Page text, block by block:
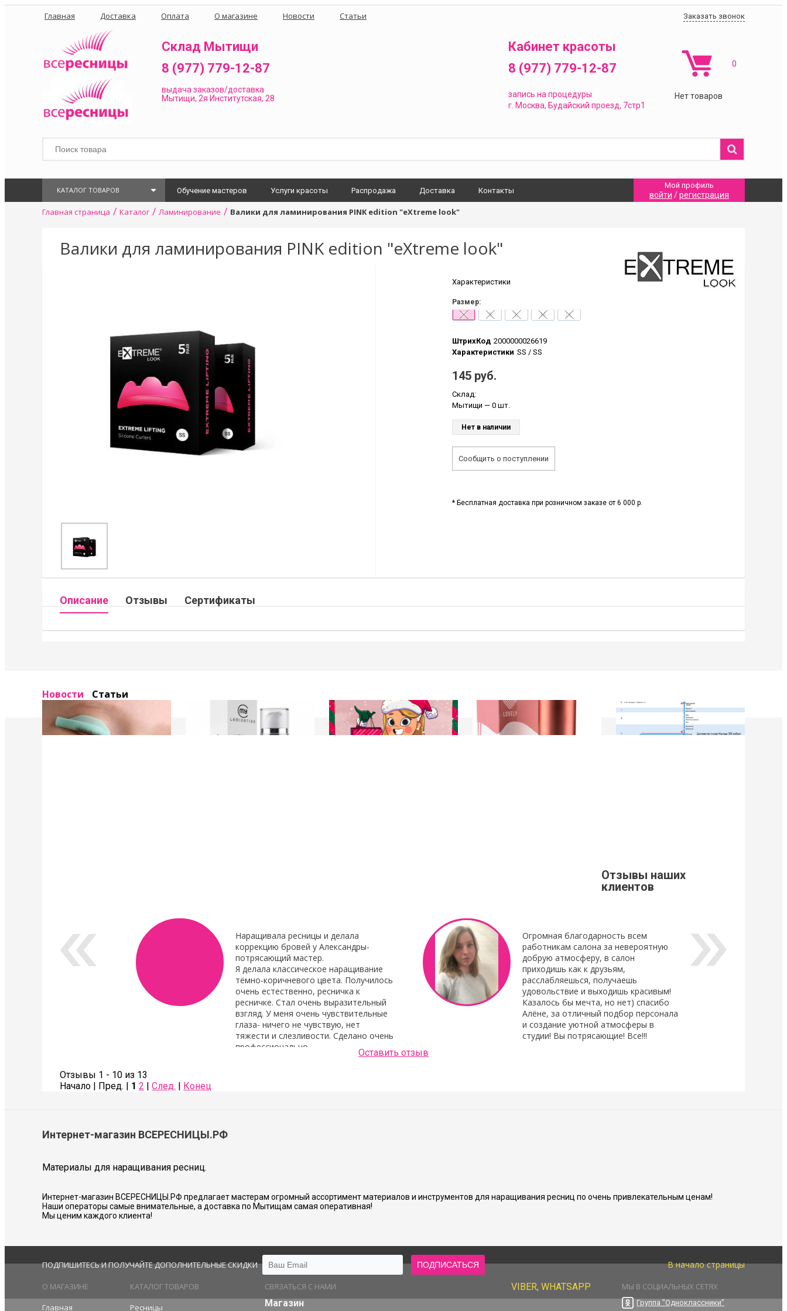
Главная Доставка Оплата О магазине Новости Статьи Заказать звонок
Склад Мытищи
8 (977) 779-12-87
выдача заказов/доставка
Мытищи, 2я Институтская, 28
Кабинет красоты
8 (977) 779-12-87
запись на процедуры
г. Москва, Будайский проезд, 7стр1
Нет товаров
0
КАТАЛОГ ТОВАРОВ Обучение мастеров Услуги красоты Распродажа Доставка Контакты
Мой профиль
войти /регистрация
Главная страница / Каталог / Ламинирование / Валики для ламинирования PINK edition "eXtreme look"
Валики для ламинирования PINK edition "eXtreme look"
Характеристики
Размер:
SS S L M LL
ШтрихКод 2000000026619
Характеристики SS / SS
145 руб.
Склад:
Мытищи — 0 шт.
Нет в наличии
Сообщить о поступлении
* Бесплатная доставка при розничном заказе от 6 000 р.
Описание Отзывы Сертификаты
Новости Статьи
Отзывы наших
клиентов
Наращивала ресницы и делала
коррекцию бровей у Александры-
потрясающий мастер.
Я делала классическое наращивание
тёмно-коричневого цвета. Получилось
очень естественно, ресничка к
ресничке. Стал очень выразительный
взгляд. У меня очень чувствительные
глаза- ничего не чувствую, нет
тяжести и слезливости. Сделано очень
профессионально.
Также сделала коррекцию бровей- очень аккуратно и хорошо сделано.
Советую всем!
Соколова Галина
Огромная благодарность всем
работникам салона за невероятную
добрую атмосферу, в салон
приходишь как к друзьям,
расслабляешься, получаешь
удовольствие и выходишь красивым!
Казалось бы мечта, но нет) спасибо
Алёне, за отличный подбор персонала
и создание уютной атмосферы в
студии! Вы потрясающие! Все!!!
Людмила Шашок
Оставить отзыв
Отзывы 1 - 10 из 13
Начало | Пред. | 1 2 След. Конец
Интернет-магазин ВСЕРЕСНИЦЫ.РФ
Материалы для наращивания ресниц.
Интернет-магазин ВСЕРЕСНИЦЫ.РФ предлагает мастерам огромный ассортимент материалов и инструментов для наращивания ресниц по очень привлекательным ценам!
Наши операторы самые внимательные, а доставка по Мытищам самая оперативная!
Мы ценим каждого клиента!
ПОДПИШИТЕСЬ И ПОЛУЧАЙТЕ ДОПОЛНИТЕЛЬНЫЕ СКИДКИ В начало страницы
О МАГАЗИНЕ
Главная
КАТАЛОГ ТОВАРОВ
Ресницы
СВЯЗАТЬСЯ С НАМИ
Магазин
МЫ В СОЦИАЛЬНЫХ СЕТЯХ
Группа "Одноклассники"
VIBER, WHATSAPP